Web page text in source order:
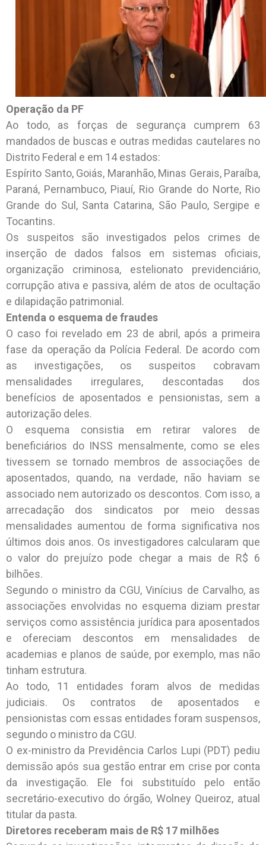
Operação da PF
Ao todo, as forças de segurança cumprem 63
mandados de buscas e outras medidas cautelares no
Distrito Federal e em 14 estados:
Espírito Santo, Goiás, Maranhão, Minas Gerais, Paraíba,
Paraná, Pernambuco, Piauí, Rio Grande do Norte, Rio
Grande do Sul, Santa Catarina, São Paulo, Sergipe e
Tocantins.
Os suspeitos são investigados pelos crimes de
inserção de dados falsos em sistemas oficiais,
organização criminosa, estelionato previdenciário,
corrupção ativa e passiva, além de atos de ocultação
e dilapidação patrimonial.
Entenda o esquema de fraudes
O caso foi revelado em 23 de abril, após a primeira
fase da operação da Polícia Federal. De acordo com
as investigações, os suspeitos cobravam
mensalidades irregulares, descontadas dos
benefícios de aposentados e pensionistas, sem a
autorização deles.
O esquema consistia em retirar valores de
beneficiários do INSS mensalmente, como se eles
tivessem se tornado membros de associações de
aposentados, quando, na verdade, não haviam se
associado nem autorizado os descontos. Com isso, a
arrecadação dos sindicatos por meio dessas
mensalidades aumentou de forma significativa nos
últimos dois anos. Os investigadores calcularam que
o valor do prejuízo pode chegar a mais de R$ 6
bilhões.
Segundo o ministro da CGU, Vinícius de Carvalho, as
associações envolvidas no esquema diziam prestar
serviços como assistência jurídica para aposentados
e ofereciam descontos em mensalidades de
academias e planos de saúde, por exemplo, mas não
tinham estrutura.
Ao todo, 11 entidades foram alvos de medidas
judiciais. Os contratos de aposentados e
pensionistas com essas entidades foram suspensos,
segundo o ministro da CGU.
O ex-ministro da Previdência Carlos Lupi (PDT) pediu
demissão após sua gestão entrar em crise por conta
da investigação. Ele foi substituído pelo então
secretário-executivo do órgão, Wolney Queiroz, atual
titular da pasta.
Diretores receberam mais de R$ 17 milhões